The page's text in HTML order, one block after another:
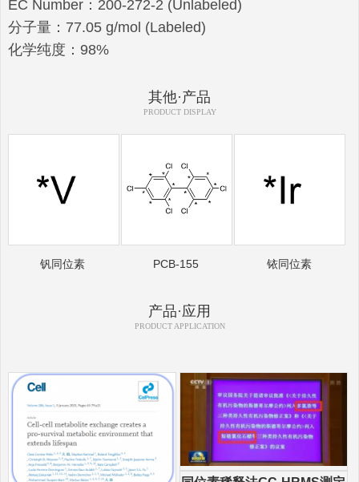
EC Number：200-272-2 (Unlabeled)
分子量：77.05 g/mol (Labeled)
化学纯度：98%
其他·产品
PRODUCT DISPLAY
钒同位素 PCB-155 铱同位素
产品·应用
PRODUCT APPLICATION